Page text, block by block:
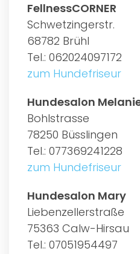
FellnessCORNER
Schwetzingerstr.
68782 Brühl
Tel.: 062024097172
zum Hundefriseur
Hundesalon
Bohlstrasse
78250 Büsslingen
Tel.: 077369241228
zum Hundefriseur
Hundesalon Mary
Liebenzellerstraße
75363 Calw-Hirsau
Tel.: 07051954497